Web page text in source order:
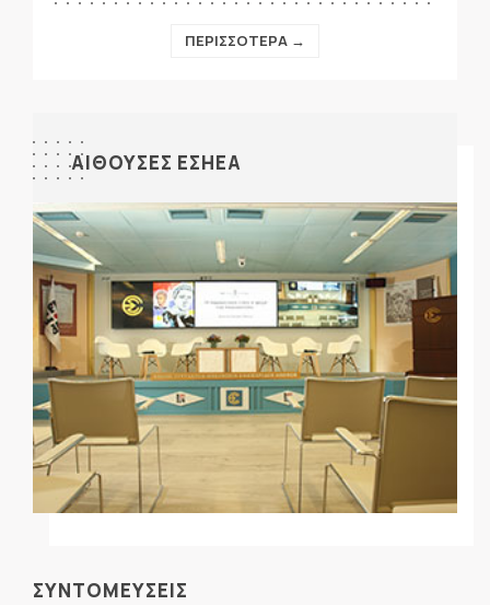
ΠΕΡΙΣΣΟΤΕΡΑ →
ΑΙΘΟΥΣΕΣ ΕΣΗΕΑ
ΣΥΝΤΟΜΕΥΣΕΙΣ